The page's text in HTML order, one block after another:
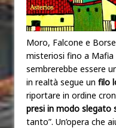
Moro, Falcone e
misteriosi fino a Mafia
sembrerebbe essere
in realtà segue un filo
riportare in ordine
presi in modo slegato
tanto”. Un’opera che